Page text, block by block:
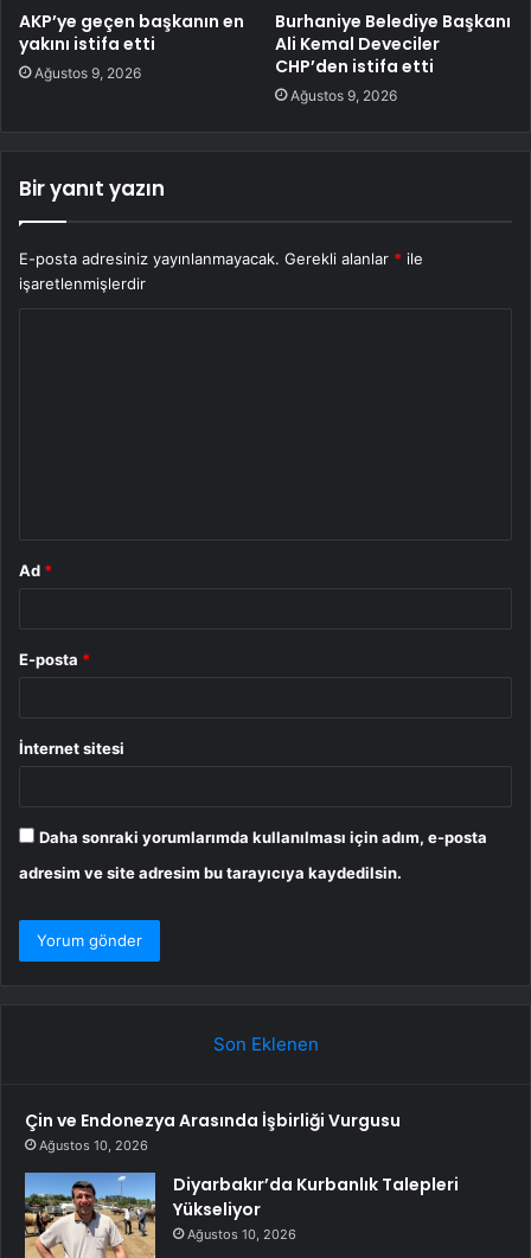
AKP’ye geçen başkanın en
yakını istifa etti
Ağustos 9, 2026
Burhaniye Belediye Başkanı
Ali Kemal Deveciler
CHP’den istifa etti
Ağustos 9, 2026
Bir yanıt yazın
E-posta adresiniz yayınlanmayacak. Gerekli alanlar * ile
işaretlenmişlerdir
Ad *
E-posta *
İnternet sitesi
Daha sonraki yorumlarımda kullanılması için adım, e-posta
adresim ve site adresim bu tarayıcıya kaydedilsin.
Son Eklenen
Çin ve Endonezya Arasında İşbirliği Vurgusu
Ağustos 10, 2026
Diyarbakır’da Kurbanlık Talepleri
Yükseliyor
Ağustos 10, 2026